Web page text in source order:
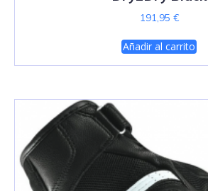
191,95 €
Añadir al carrito